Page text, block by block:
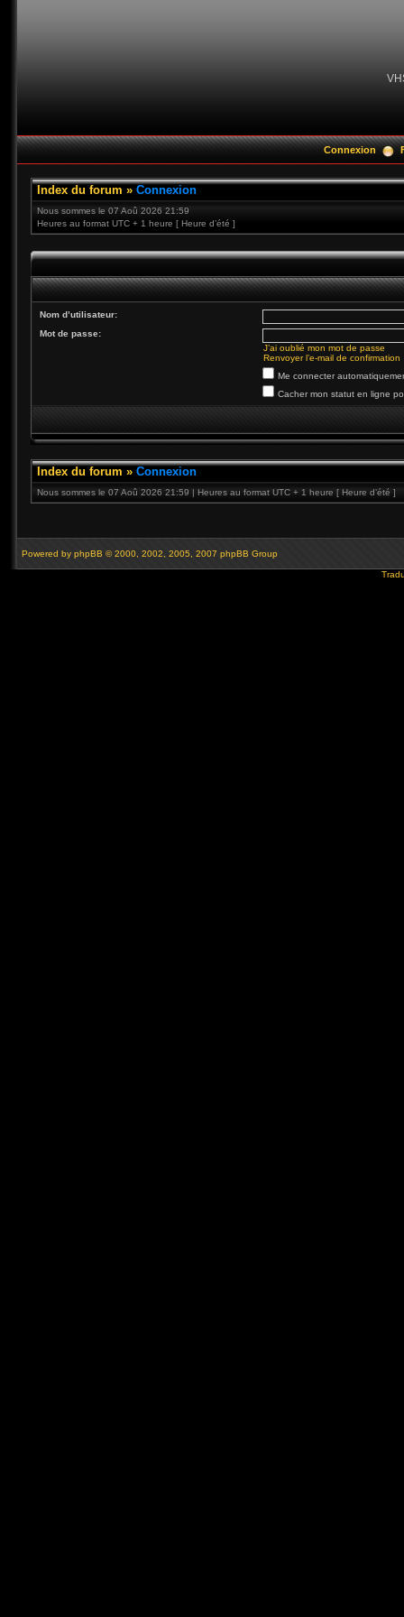
Connexion
Index du forum » Connexion
Nous sommes le 07 Aoû 2026 21:59
Heures au format UTC + 1 heure [ Heure d’été ]
Nom d’utilisateur:
Mot de passe:
J’ai oublié mon mot de passe
Renvoyer l’e-mail de confirmation
Me connecter
Cacher mon statut en ligne
Index du forum » Connexion
Nous sommes le 07 Aoû 2026 21:59 | Heures au format UTC + 1 heure [ Heure d’été ]
Powered by phpBB © 2000, 2002, 2005, 2007 phpBB Group